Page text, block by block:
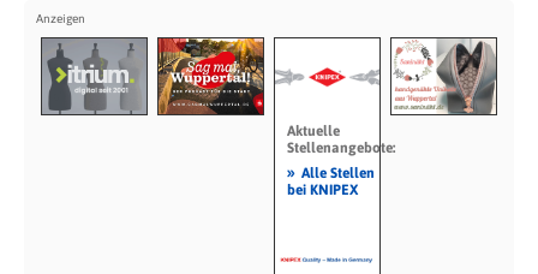
Aktuelle
Stellenangebote:
» Alle Stellen
bei KNIPEX